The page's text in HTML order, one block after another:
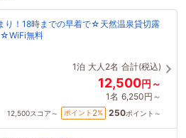
り！18時までの早着で☆天然温泉貸切露
無料
1泊 大人2名 合計(税込)
12,500円～
1名 6,250円～
12,500スコア～ ポイント 2% 250ポイント～